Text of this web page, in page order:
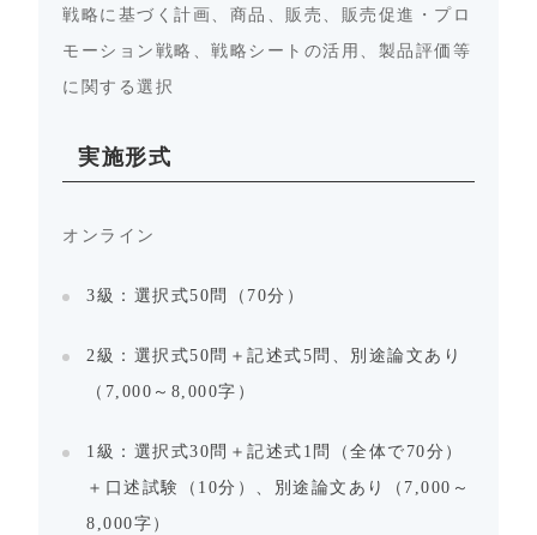
戦略に基づく計画、商品、販売、販売促進・プロ
モーション戦略、戦略シートの活用、製品評価等
に関する選択
実施形式
オンライン
3級：選択式50問（70分）
2級：選択式50問＋記述式5問、別途論文あり
（7,000～8,000字）
1級：選択式30問＋記述式1問（全体で70分）
＋口述試験（10分）、別途論文あり（7,000～
8,000字）